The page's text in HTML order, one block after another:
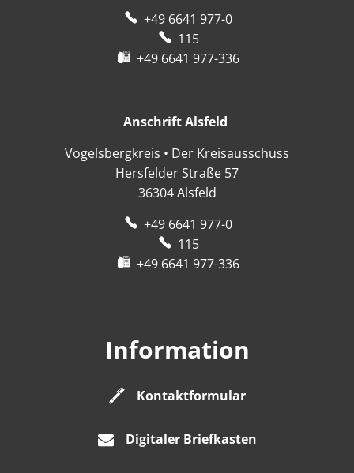
+49 6641 977-0
115
+49 6641 977-336
Anschrift Alsfeld
Vogelsbergkreis • Der Kreisausschuss
Hersfelder Straße 57
36304 Alsfeld
+49 6641 977-0
115
+49 6641 977-336
Information
Kontaktformular
Digitaler Briefkasten